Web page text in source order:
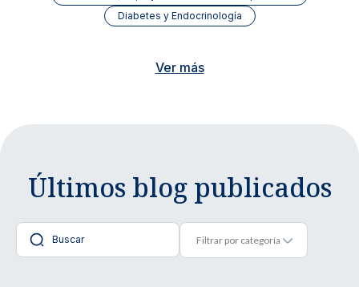
Diabetes y Endocrinología
Ver más
Últimos blog publicados